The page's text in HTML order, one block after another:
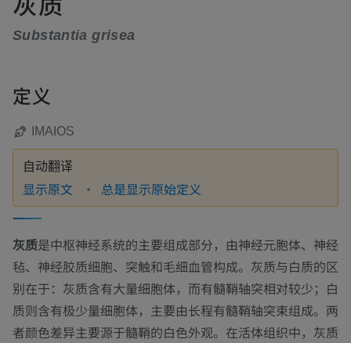
Substantia grisea
定义
IMAIOS
自动翻译
显示原文 总是显示原始定义
灰质是中枢神经系统的主要组成部分，由神经元胞体、神经
毡、神经胶质细胞、突触和毛细血管构成。灰质与白质的区
别在于：灰质含有大量细胞体，而有髓鞘轴突相对较少；白
质则含有极少量细胞体，主要由长程有髓鞘轴突束组成。两
者颜色差异主要源于髓鞘的白色外观。在活体组织中，灰质